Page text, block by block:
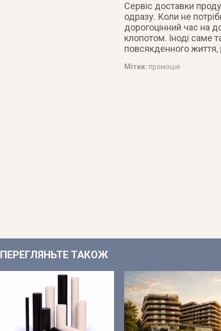
Сервіс доставки
одразу. Коли не
дорогоцінний час на
клопотом. Іноді саме
повсякденного життя,
Мітки: промоція
ПЕРЕГЛЯНЬТЕ ТАКОЖ